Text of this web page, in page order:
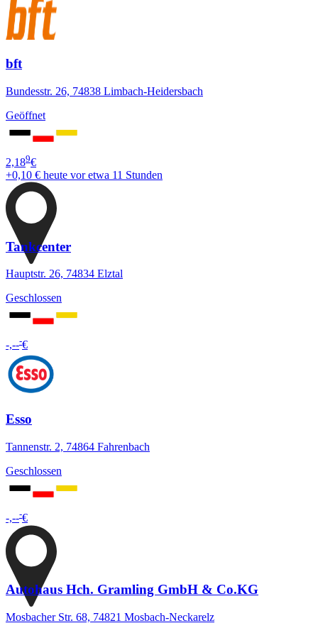
bft
Bundesstr. 26, 74838 Limbach-Heidersbach
Geöffnet
2,189€
+0,10 € heute vor etwa 11 Stunden
Tankcenter
Hauptstr. 26, 74834 Elztal
Geschlossen
-,---€
Esso
Tannenstr. 2, 74864 Fahrenbach
Geschlossen
-,---€
Autohaus Hch. Gramling GmbH & Co.KG
Mosbacher Str. 68, 74821 Mosbach-Neckarelz